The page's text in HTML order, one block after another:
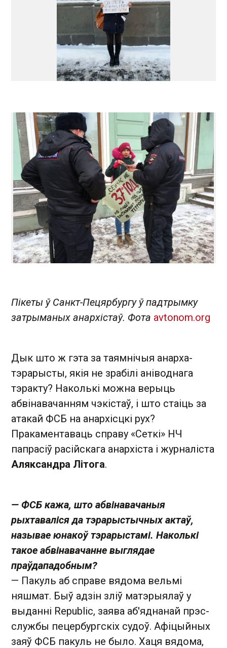
Пікеты ў Санкт-Пецярбургу ў падтрымку
затрыманых анархістаў. Фота avtonom.org
Дык што ж гэта за таямнічыя анарха-
тэрарысты, якія не зрабілі аніводнага
тэракту? Наколькі можна верыць
абвінавачанням чэкістаў, і што стаіць за
атакай ФСБ на анархісцкі рух?
Пракаментаваць справу «Сеткі» НЧ
папрасіў расійскага анархіста і журналіста
Аляксандра Літога.
— ФСБ кажа, што абвінавачаныя
рыхтаваліся да тэрарыстычных актаў,
называе юнакоў тэрарыстамі. Наколькі
такое абвінавачанне выглядае
праўдападобным?
— Пакуль аб справе вядома вельмі
няшмат. Быў адзін зліў матэрыялаў у
выданні Republic, заява аб'яднанай прэс-
службы пецербургскіх судоў. Афіцыйных
заяў ФСБ пакуль не было. Хаця вядома,